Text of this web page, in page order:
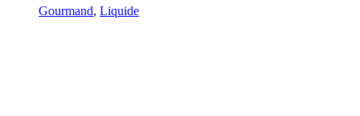
Gourmand, Liquide